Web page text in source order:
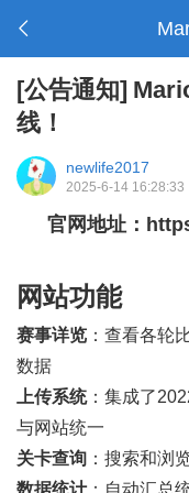
[公告通知]
线！
newlife2017
2025-6-14 16:28:33
官网地址：
网站功能
赛事详览 ：查看各轮
数据
上传系统：集成了
与网站统一
关卡查询 ：搜索和浏
数据统计：自动汇总